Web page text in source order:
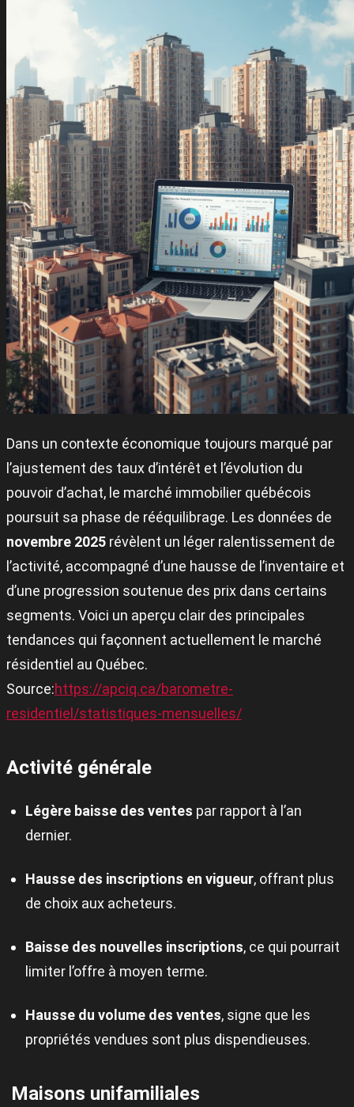
Dans un contexte économique toujours marqué par
l’ajustement des taux d’intérêt et l’évolution du
pouvoir d’achat, le marché immobilier québécois
poursuit sa phase de rééquilibrage. Les données de
novembre 2025 révèlent un léger ralentissement de
l’activité, accompagné d’une hausse de l’inventaire et
d’une progression soutenue des prix dans certains
segments. Voici un aperçu clair des principales
tendances qui façonnent actuellement le marché
résidentiel au Québec.
Source:https://apciq.ca/barometre-
residentiel/statistiques-mensuelles/
Activité générale
Légère baisse des ventes par rapport à l’an
dernier.
Hausse des inscriptions en vigueur, offrant plus
de choix aux acheteurs.
Baisse des nouvelles inscriptions, ce qui pourrait
limiter l’offre à moyen terme.
Hausse du volume des ventes, signe que les
propriétés vendues sont plus dispendieuses.
Maisons unifamiliales